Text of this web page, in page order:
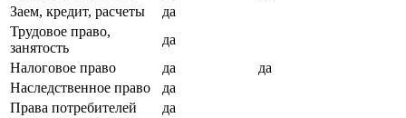
Заем, кредит, расчеты
да
Трудовое право,
занятость
да
Налоговое право
да
да
Наследственное право
да
Права потребителей
да